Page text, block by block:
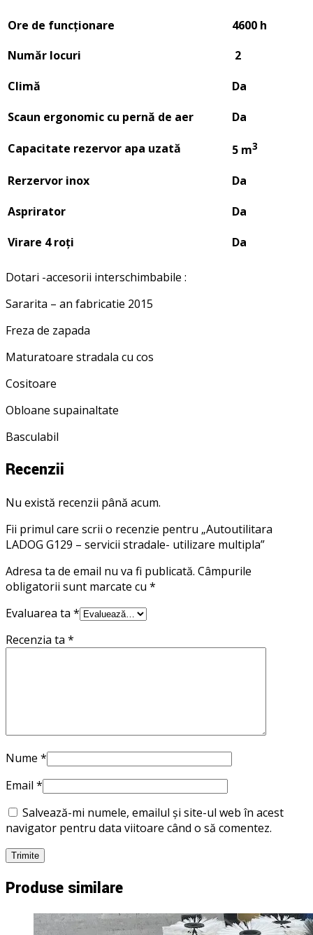
Ore de funcționare
4600 h
Număr locuri
2
Climă
Da
Scaun ergonomic cu pernă de aer
Da
Capacitate rezervor apa uzată 5 m3
Rerzervor inox
Da
Asprirator
Da
Virare 4 roți Da
Dotari -accesorii interschimbabile :
Sararita – an fabricatie 2015
Freza de zapada
Maturatoare stradala cu cos
Cositoare
Obloane supainaltate
Basculabil
Recenzii
Nu există recenzii până acum.
Fii primul care scrii o recenzie pentru „Autoutilitara
LADOG G129 – servicii stradale- utilizare multipla”
Adresa ta de email nu va fi publicată. Câmpurile
obligatorii sunt marcate cu *
Evaluarea ta *
Recenzia ta *
Nume *
Email *
Salvează-mi numele, emailul și site-ul web în acest
navigator pentru data viitoare când o să comentez.
Produse similare